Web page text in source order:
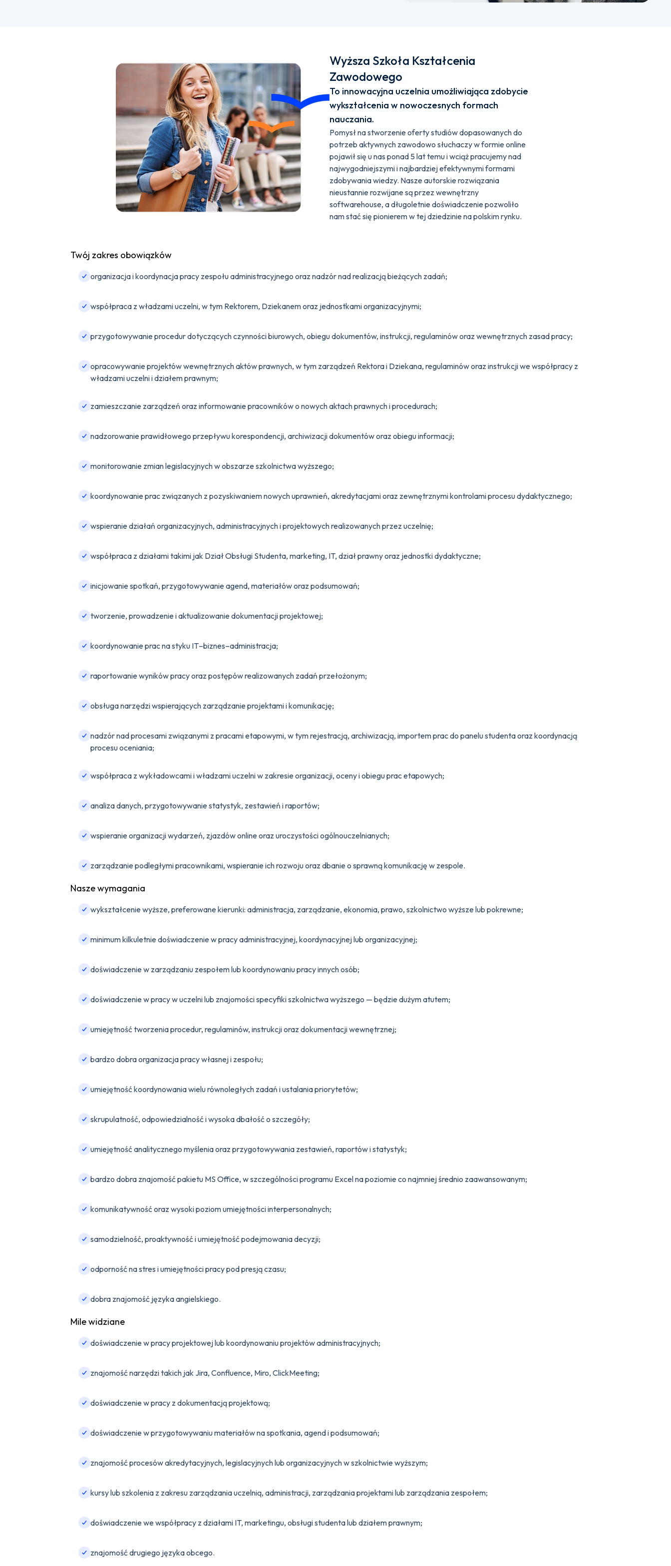
Wyższa Szkoła Kształcenia
Zawodowego
To innowacyjna uczelnia umożliwiająca zdobycie
wykształcenia w nowoczesnych formach
nauczania.
Pomysł na stworzenie oferty studiów dopasowanych do
potrzeb aktywnych zawodowo słuchaczy w formie online
pojawił się u nas ponad 5 lat temu i wciąż pracujemy nad
najwygodniejszymi i najbardziej efektywnymi formami
zdobywania wiedzy. Nasze autorskie rozwiązania
nieustannie rozwijane są przez wewnętrzny
softwarehouse, a długoletnie doświadczenie pozwoliło
nam stać się pionierem w tej dziedzinie na polskim rynku.
Twój zakres obowiązków
organizacja i koordynacja pracy zespołu administracyjnego oraz nadzór nad realizacją bieżących zadań;
współpraca z władzami uczelni, w tym Rektorem, Dziekanem oraz jednostkami organizacyjnymi;
przygotowywanie procedur dotyczących czynności biurowych, obiegu dokumentów, instrukcji, regulaminów oraz wewnętrznych zasad pracy;
opracowywanie projektów wewnętrznych aktów prawnych, w tym zarządzeń Rektora i Dziekana, regulaminów oraz instrukcji we współpracy z
władzami uczelni i działem prawnym;
zamieszczanie zarządzeń oraz informowanie pracowników o nowych aktach prawnych i procedurach;
nadzorowanie prawidłowego przepływu korespondencji, archiwizacji dokumentów oraz obiegu informacji;
monitorowanie zmian legislacyjnych w obszarze szkolnictwa wyższego;
koordynowanie prac związanych z pozyskiwaniem nowych uprawnień, akredytacjami oraz zewnętrznymi kontrolami procesu dydaktycznego;
wspieranie działań organizacyjnych, administracyjnych i projektowych realizowanych przez uczelnię;
współpraca z działami takimi jak Dział Obsługi Studenta, marketing, IT, dział prawny oraz jednostki dydaktyczne;
inicjowanie spotkań, przygotowywanie agend, materiałów oraz podsumowań;
tworzenie, prowadzenie i aktualizowanie dokumentacji projektowej;
koordynowanie prac na styku IT–biznes–administracja;
raportowanie wyników pracy oraz postępów realizowanych zadań przełożonym;
obsługa narzędzi wspierających zarządzanie projektami i komunikację;
nadzór nad procesami związanymi z pracami etapowymi, w tym rejestracją, archiwizacją, importem prac do panelu studenta oraz koordynacją
procesu oceniania;
współpraca z wykładowcami i władzami uczelni w zakresie organizacji, oceny i obiegu prac etapowych;
analiza danych, przygotowywanie statystyk, zestawień i raportów;
wspieranie organizacji wydarzeń, zjazdów online oraz uroczystości ogólnouczelnianych;
zarządzanie podległymi pracownikami, wspieranie ich rozwoju oraz dbanie o sprawną komunikację w zespole.
Nasze wymagania
wykształcenie wyższe, preferowane kierunki: administracja, zarządzanie, ekonomia, prawo, szkolnictwo wyższe lub pokrewne;
minimum kilkuletnie doświadczenie w pracy administracyjnej, koordynacyjnej lub organizacyjnej;
doświadczenie w zarządzaniu zespołem lub koordynowaniu pracy innych osób;
doświadczenie w pracy w uczelni lub znajomości specyfiki szkolnictwa wyższego — będzie dużym atutem;
umiejętność tworzenia procedur, regulaminów, instrukcji oraz dokumentacji wewnętrznej;
bardzo dobra organizacja pracy własnej i zespołu;
umiejętność koordynowania wielu równoległych zadań i ustalania priorytetów;
skrupulatność, odpowiedzialność i wysoka dbałość o szczegóły;
umiejętność analitycznego myślenia oraz przygotowywania zestawień, raportów i statystyk;
bardzo dobra znajomość pakietu MS Office, w szczególności programu Excel na poziomie co najmniej średnio zaawansowanym;
komunikatywność oraz wysoki poziom umiejętności interpersonalnych;
samodzielność, proaktywność i umiejętność podejmowania decyzji;
odporność na stres i umiejętności pracy pod presją czasu;
dobra znajomość języka angielskiego.
Mile widziane
doświadczenie w pracy projektowej lub koordynowaniu projektów administracyjnych;
znajomość narzędzi takich jak Jira, Confluence, Miro, ClickMeeting;
doświadczenie w pracy z dokumentacją projektową;
doświadczenie w przygotowywaniu materiałów na spotkania, agend i podsumowań;
znajomość procesów akredytacyjnych, legislacyjnych lub organizacyjnych w szkolnictwie wyższym;
kursy lub szkolenia z zakresu zarządzania uczelnią, administracji, zarządzania projektami lub zarządzania zespołem;
doświadczenie we współpracy z działami IT, marketingu, obsługi studenta lub działem prawnym;
znajomość drugiego języka obcego.